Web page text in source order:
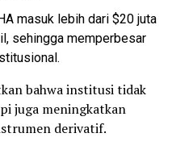
masuk lebih dari $20 juta
sehingga memperbesar
bahwa institusi tidak
juga meningkatkan
derivatif.